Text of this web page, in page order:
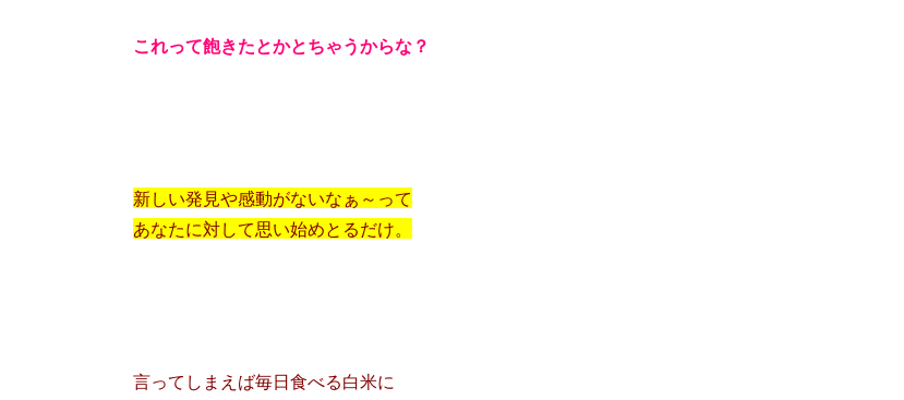
これって飽きたとかとちゃうからな？
新しい発見や感動がないなぁ～って
あなたに対して思い始めとるだけ。
言ってしまえば毎日食べる白米に